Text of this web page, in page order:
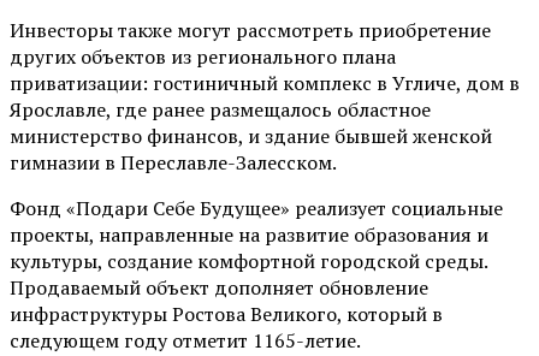
Инвесторы также могут рассмотреть приобретение
других объектов из регионального плана
приватизации: гостиничный комплекс в Угличе, дом в
Ярославле, где ранее размещалось областное
министерство финансов, и здание бывшей женской
гимназии в Переславле-Залесском.
Фонд «Подари Себе Будущее» реализует социальные
проекты, направленные на развитие образования и
культуры, создание комфортной городской среды.
Продаваемый объект дополняет обновление
инфраструктуры Ростова Великого, который в
следующем году отметит 1165-летие.